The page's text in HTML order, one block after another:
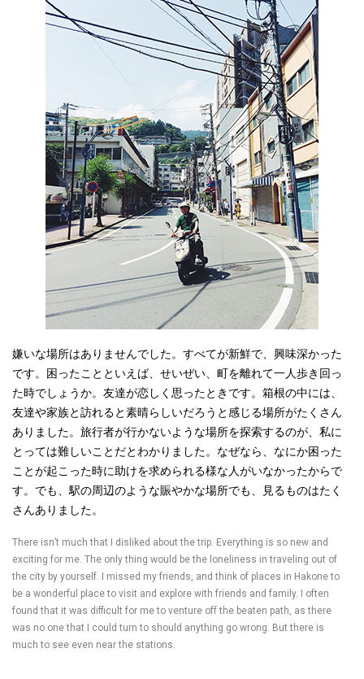
嫌いな場所はありませんでした。すべてが新鮮で、興味深かった
です。困ったことといえば、せいぜい、町を離れて一人歩き回っ
た時でしょうか。友達が恋しく思ったときです。箱根の中には、
友達や家族と訪れると素晴らしいだろうと感じる場所がたくさん
ありました。旅行者が行かないような場所を探索するのが、私に
とっては難しいことだとわかりました。なぜなら、なにか困った
ことが起こった時に助けを求められる様な人がいなかったからで
す。でも、駅の周辺のような賑やかな場所でも、見るものはたく
さんありました。
There isn’t much that I disliked about the trip. Everything is so new and
exciting for me. The only thing would be the loneliness in traveling out of
the city by yourself. I missed my friends, and think of places in Hakone to
be a wonderful place to visit and explore with friends and family. I often
found that it was difficult for me to venture off the beaten path, as there
was no one that I could turn to should anything go wrong. But there is
much to see even near the stations.